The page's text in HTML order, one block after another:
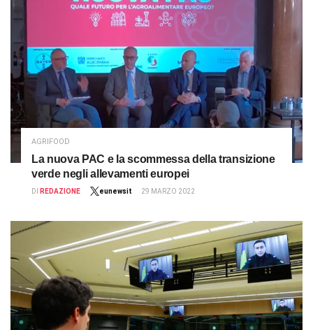
AGRIFOOD
La nuova PAC e la scommessa della transizione
verde negli allevamenti europei
DI REDAZIONE eunewsit 29 MARZO 2022